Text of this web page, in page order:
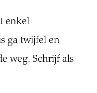
enkel
ga twijfel en
weg. Schrijf als